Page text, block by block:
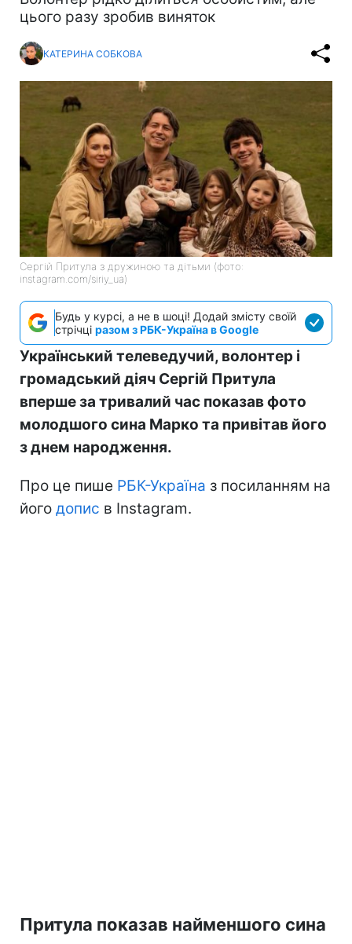
цього разу зробив виняток
КАТЕРИНА СОБКОВА
Сергій Притула з дружиною та дітьми (фото:
instagram.com/siriy_ua)
Будь у курсі, а не в шоці! Додай змісту своїй
стрічці разом з РБК-Україна в Google
Український телеведучий, волонтер і
громадський діяч Сергій Притула
вперше за тривалий час показав фото
молодшого сина Марко та привітав його
з днем народження.
Про це пише РБК-Україна з посиланням на
його допис в Instagram.
Притула показав найменшого сина